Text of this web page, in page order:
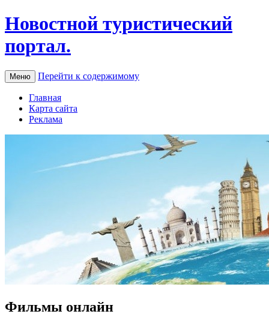
Новостной туристический
портал.
Меню Перейти к содержимому
Главная
Карта сайта
Реклама
Фильмы онлайн